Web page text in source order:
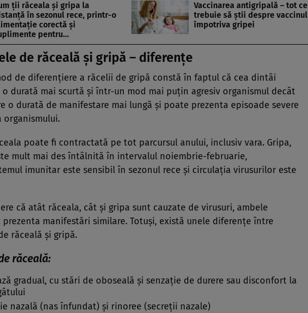
ții răceala și gripa la
în sezonul rece, printr-o
corectă și
pentru…
Vaccinarea antigripală – tot ce
trebuie să știi despre vaccinul
împotriva gripei
de răceală și gripă – diferențe
de diferenţiere a răcelii de gripă constă în faptul că cea dintâi
o durată mai scurtă şi într-un mod mai puţin agresiv organismul decât
o durată de manifestare mai lungă şi poate prezenta episoade severe
organismului.
poate fi contractată pe tot parcursul anului, inclusiv vara. Gripa,
mult mai des întâlnită în intervalul noiembrie-februarie,
imunitar este sensibil în sezonul rece şi circulația virusurilor este
că atât răceala, cât și gripa sunt cauzate de virusuri, ambele
manifestări similare. Totuși, există unele diferențe între
răceală și gripă.
răceală:
gradual, cu stări de oboseală și senzație de durere sau disconfort la
nazală (nas înfundat) și rinoree (secreții nazale)